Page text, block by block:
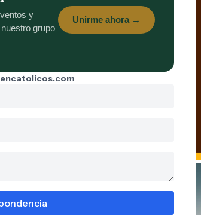
y
grupo
Unirme ahora →